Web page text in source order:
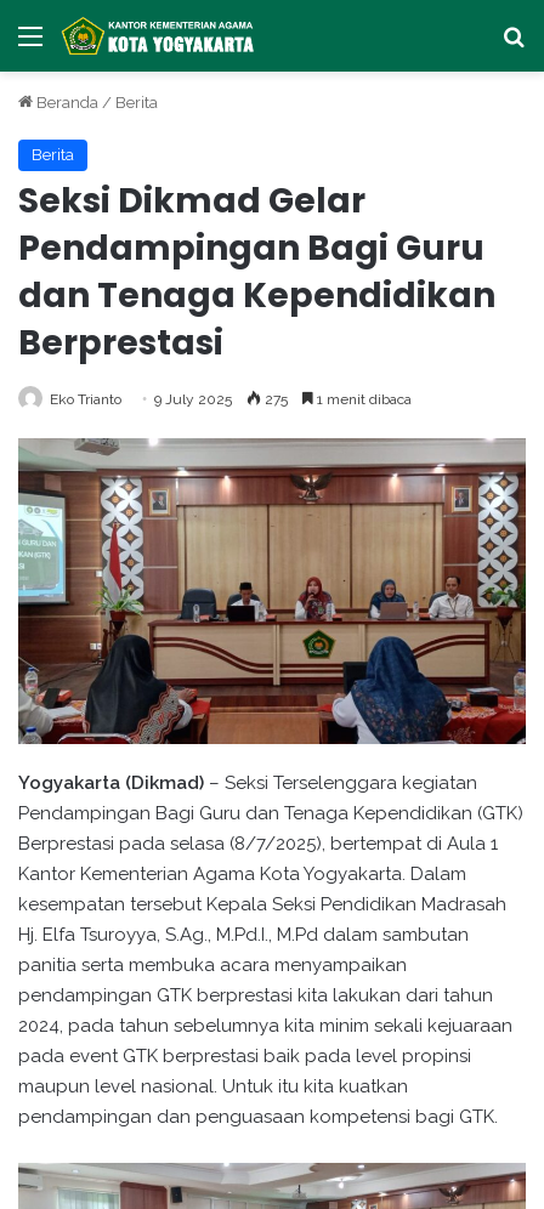
Menu
Beranda / Berita
Berita
Seksi Dikmad Gelar
Pendampingan Bagi Guru
dan Tenaga Kependidikan
Berprestasi
Eko Trianto 9 July 2025 275 1 menit dibaca
Yogyakarta (Dikmad) – Seksi Terselenggara kegiatan
Pendampingan Bagi Guru dan Tenaga Kependidikan (GTK)
Berprestasi pada selasa (8/7/2025), bertempat di Aula 1
Kantor Kementerian Agama Kota Yogyakarta. Dalam
kesempatan tersebut Kepala Seksi Pendidikan Madrasah
Hj. Elfa Tsuroyya, S.Ag., M.Pd.I., M.Pd dalam sambutan
panitia serta membuka acara menyampaikan
pendampingan GTK berprestasi kita lakukan dari tahun
2024, pada tahun sebelumnya kita minim sekali kejuaraan
pada event GTK berprestasi baik pada level propinsi
maupun level nasional. Untuk itu kita kuatkan
pendampingan dan penguasaan kompetensi bagi GTK.